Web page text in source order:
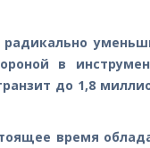
в
до 1,8
время